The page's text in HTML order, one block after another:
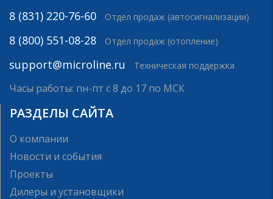
8 (831) 220-76-60 Отдел продаж (автосигнализации)
8 (800) 551-08-28 Отдел продаж (отопление)
support@microline.ru Техническая поддержка
Часы работы: пн-пт с 8 до 17 по МСК
РАЗДЕЛЫ САЙТА
О компании
Новости и события
Проекты
Дилеры и установщики